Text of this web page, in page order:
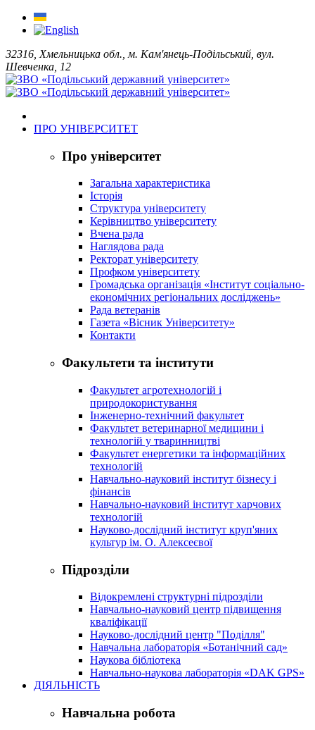
32316, Хмельницька обл., м. Кам'янець-Подільський, вул.
Шевченка, 12
ПРО УНІВЕРСИТЕТ
Про університет
Загальна характеристика
Історія
Структура університету
Керівництво університету
Вчена рада
Наглядова рада
Ректорат університету
Профком університету
Громадська організація «Інститут соціально-
економічних регіональних досліджень»
Рада ветеранів
Газета «Вісник Університету»
Контакти
Факультети та інститути
Факультет агротехнологій і
природокористування
Інженерно-технічний факультет
Факультет ветеринарної медицини і
технологій у тваринництві
Факультет енергетики та інформаційних
технологій
Навчально-науковий інститут бізнесу і
фінансів
Навчально-науковий інститут харчових
технологій
Науково-дослідний інститут круп'яних
культур ім. О. Алексеєвої
Підрозділи
Відокремлені структурні підрозділи
Навчально-науковий центр підвищення
кваліфікації
Науково-дослідний центр "Поділля"
Навчальна лабораторія «Ботанічний сад»
Наукова бібліотека
Навчально-наукова лабораторія «DAK GPS»
ДІЯЛЬНІСТЬ
Навчальна робота